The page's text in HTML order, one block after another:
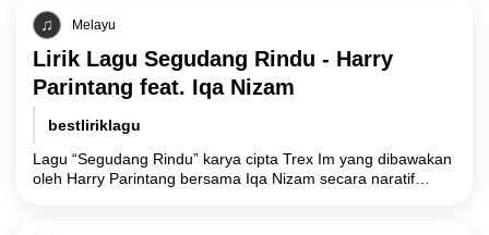
Melayu
Lirik Lagu Segudang Rindu - Harry
Parintang feat. Iqa Nizam
bestliriklagu
Lagu “Segudang Rindu” karya cipta Trex Im yang dibawakan
oleh Harry Parintang bersama Iqa Nizam secara naratif